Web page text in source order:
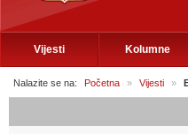
Vijesti Kolumne
Nalazite se na: Početna » Vijesti »